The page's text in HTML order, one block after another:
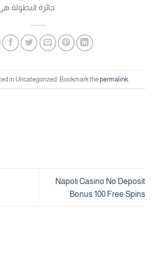
جائزة البطولة هي مجرد مكافأة إضافية.
in Uncategorized. Bookmark thepermalink.
Napoli Casino No Deposit
Bonus 100 Free Spins